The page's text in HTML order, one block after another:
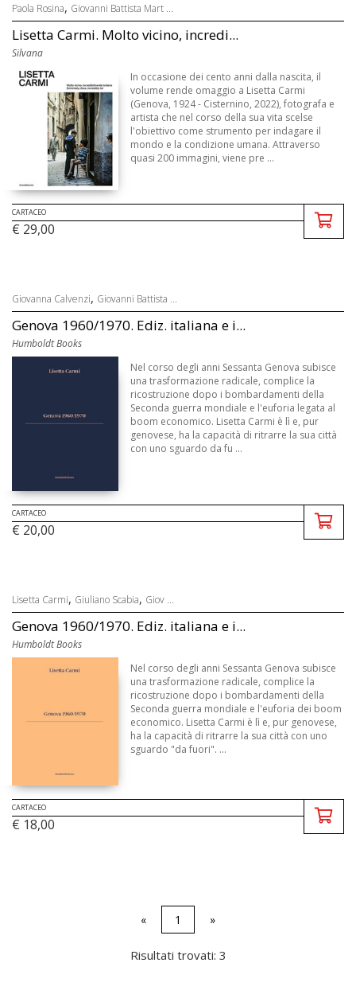
Paola Rosina, Giovanni Battista Mart ...
Lisetta Carmi. Molto vicino, incredi...
Silvana
In occasione dei cento anni dalla nascita, il
volume rende omaggio a Lisetta Carmi
(Genova, 1924 - Cisternino, 2022), fotografa e
artista che nel corso della sua vita scelse
l'obiettivo come strumento per indagare il
mondo e la condizione umana. Attraverso
quasi 200 immagini, viene pre ...
CARTACEO
€ 29,00
Giovanna Calvenzi, Giovanni Battista ...
Genova 1960/1970. Ediz. italiana e i...
Humboldt Books
Nel corso degli anni Sessanta Genova subisce
una trasformazione radicale, complice la
ricostruzione dopo i bombardamenti della
Seconda guerra mondiale e l'euforia legata al
boom economico. Lisetta Carmi è lì e, pur
genovese, ha la capacità di ritrarre la sua città
con uno sguardo da fu ...
CARTACEO
€ 20,00
Lisetta Carmi, Giuliano Scabia, Giov ...
Genova 1960/1970. Ediz. italiana e i...
Humboldt Books
Nel corso degli anni Sessanta Genova subisce
una trasformazione radicale, complice la
ricostruzione dopo i bombardamenti della
Seconda guerra mondiale e l'euforia dei boom
economico. Lisetta Carmi è lì e, pur genovese,
ha la capacità di ritrarre la sua città con uno
sguardo "da fuori". ...
CARTACEO
€ 18,00
« 1 »
Risultati trovati: 3